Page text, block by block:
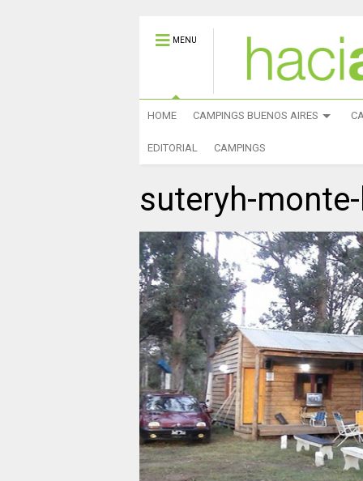
MENU
HOME CAMPINGS BUENOS AIRES
EDITORIAL CAMPINGS
suteryh-